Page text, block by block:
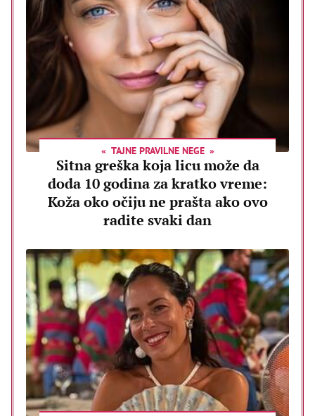
TAJNE PRAVILNE NEGE
Sitna greška koja licu može da
doda 10 godina za kratko vreme:
Koža oko očiju ne prašta ako ovo
radite svaki dan